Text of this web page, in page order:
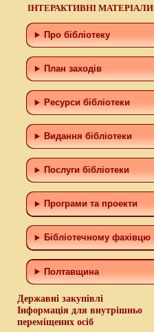
ІНТЕРАКТИВНІ МАТЕРІАЛИ
Про бібліотеку
План заходів
Ресурси бібліотеки
Видання бібліотеки
Послуги бібліотеки
Програми та проекти
Бiблiотечному фахiвцю
Полтавщина
Державні закупівлі
Інформація для внутрішньо
переміщених осіб